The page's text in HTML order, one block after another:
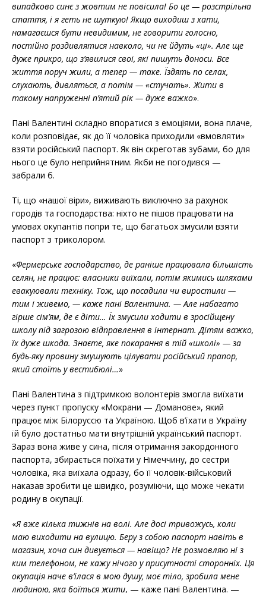
випадково синє з жовтим не повісила! Бо це — розстрільна
стаття, і я геть не шуткую! Якщо виходиш з хати,
намагаєшся бути невидимим, не говорити голосно,
постійно роздивлятися навколо, чи не йдуть «ці». Але ще
дуже прикро, що з’явилися свої, які пишуть доноси. Все
життя поруч жили, а тепер — таке. Їздять по селах,
слухають, дивляться, а потім — «стучать». Жити в
такому напруженні п’ятий рік — дуже важко».
Пані Валентині складно впоратися з емоціями, вона плаче,
коли розповідає, як до її чоловіка приходили «вмовляти»
взяти російський паспорт. Як він скреготав зубами, бо для
нього це було неприйнятним. Якби не погодився —
забрали б.
Ті, що «нашої віри», виживають виключно за рахунок
городів та господарства: ніхто не пішов працювати на
умовах окупантів попри те, що багатьох змусили взяти
паспорт з триколором.
«Фермерське господарство, де раніше працювала більшість
селян, не працює: власники виїхали, потім якимись шляхами
евакуювали техніку. Тож, що посадили чи виростили —
тим і живемо, — каже пані Валентина. — Але набагато
гірше сім’ям, де є діти… Їх змусили ходити в зросійщену
школу під загрозою відправлення в інтернат. Дітям важко,
їх дуже шкода. Знаєте, яке покарання в тій «школі» — за
будь-яку провину змушують цілувати російський прапор,
який стоїть у вестибюлі…»
Пані Валентина з підтримкою волонтерів змогла виїхати
через пункт пропуску «Мокрани — Доманове», який
працює між Білоруссю та Україною. Щоб в’їхати в Україну
їй було достатньо мати внутрішній український паспорт.
Зараз вона живе у сина, після отримання закордонного
паспорта, збирається поїхати у Німеччину, до сестри
чоловіка, яка виїхала одразу, бо її чоловік-військовий
наказав зробити це швидко, розуміючи, що може чекати
родину в окупації.
«Я вже кілька тижнів на волі. Але досі тривожусь, коли
маю виходити на вулицю. Беру з собою паспорт навіть в
магазин, хоча син дивується — навіщо? Не розмовляю ні з
ким телефоном, не кажу нічого у присутності сторонніх. Ця
окупація наче в’їлася в мою душу, моє тіло, зробила мене
людиною, яка боїться жити, — каже пані Валентина. —